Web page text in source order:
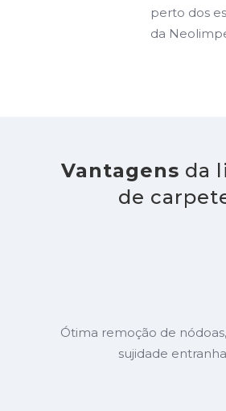
perto dos
da
Vantagens da
de
Ótima remoção de
sujidade